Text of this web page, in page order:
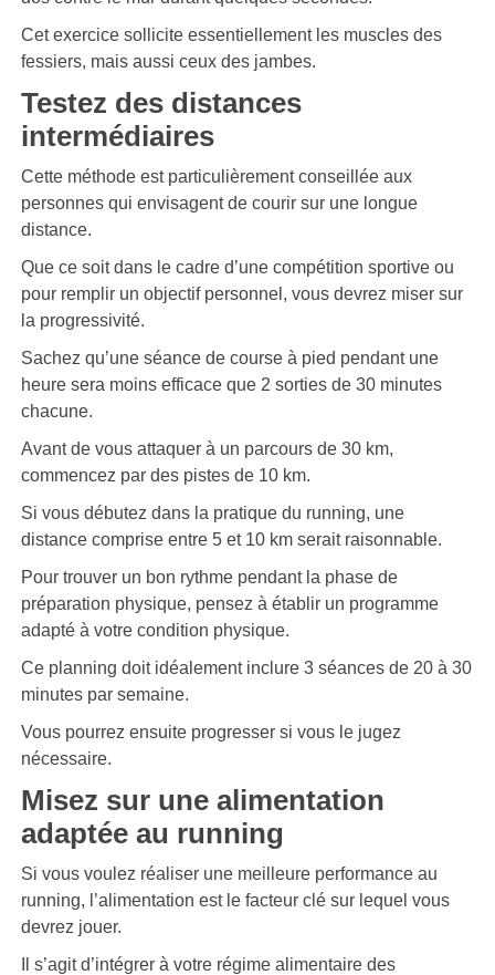
Cet exercice sollicite essentiellement les muscles des
fessiers, mais aussi ceux des jambes.
Testez des distances
intermédiaires
Cette méthode est particulièrement conseillée aux
personnes qui envisagent de courir sur une longue
distance.
Que ce soit dans le cadre d’une compétition sportive ou
pour remplir un objectif personnel, vous devrez miser sur
la progressivité.
Sachez qu’une séance de course à pied pendant une
heure sera moins efficace que 2 sorties de 30 minutes
chacune.
Avant de vous attaquer à un parcours de 30 km,
commencez par des pistes de 10 km.
Si vous débutez dans la pratique du running, une
distance comprise entre 5 et 10 km serait raisonnable.
Pour trouver un bon rythme pendant la phase de
préparation physique, pensez à établir un programme
adapté à votre condition physique.
Ce planning doit idéalement inclure 3 séances de 20 à 30
minutes par semaine.
Vous pourrez ensuite progresser si vous le jugez
nécessaire.
Misez sur une alimentation
adaptée au running
Si vous voulez réaliser une meilleure performance au
running, l’alimentation est le facteur clé sur lequel vous
devrez jouer.
Il s’agit d’intégrer à votre régime alimentaire des